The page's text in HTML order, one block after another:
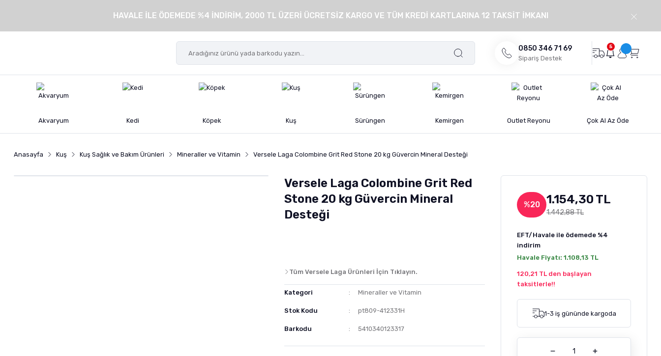
HAVALE İLE ÖDEMEDE %4 İNDİRİM, 2000 TL ÜZERİ ÜCRETSİZ KARGO VE TÜM KREDİ KARTLARINA 12 TAKSİT İMKANI
0850 346 71 69
Sipariş Destek
5
Akvaryum Kedi Köpek Kuş Sürüngen Kemirgen Outlet Reyonu Çok Al Az Öde
Anasayfa Kuş Kuş Sağlık ve Bakım Ürünleri Mineraller ve Vitamin Versele Laga Colombine Grit Red Stone 20 kg Güvercin Mineral Desteği
Versele Laga Colombine Grit Red
Stone 20 kg Güvercin Mineral
Desteği
Tüm Versele Laga Ürünleri İçin Tıklayın.
Kategori Mineraller ve Vitamin
Stok Kodu pt809-412331H
Barkodu 5410340123317
%20 1.154,30 TL
1.442,88 TL
EFT/Havale ile ödemede %4
indirim
Havale Fiyatı: 1.108,13 TL
120,21 TL den başlayan
taksitlerle!!
1-3 iş gününde kargoda